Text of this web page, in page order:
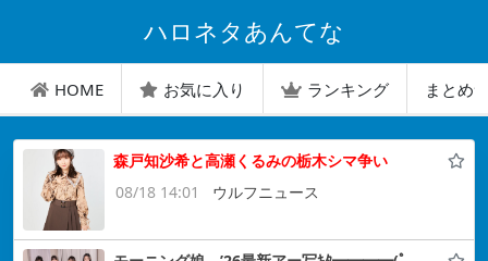
ハロネタあんてな
HOME お気に入り ランキング まとめ
森戸知沙希と高瀬くるみの栃木シマ争い
08/18 14:01
ウルフニュース